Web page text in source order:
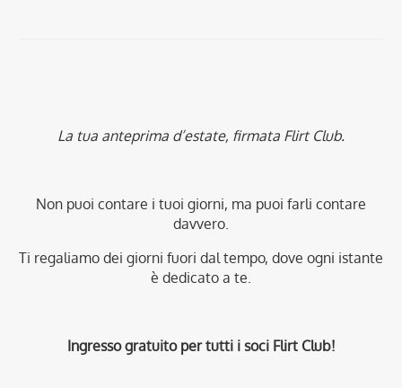
La tua anteprima d’estate, firmata Flirt Club.
Non puoi contare i tuoi giorni, ma puoi farli contare
davvero.
Ti regaliamo dei giorni fuori dal tempo, dove ogni istante
è dedicato a te.
Ingresso gratuito per tutti i soci Flirt Club!